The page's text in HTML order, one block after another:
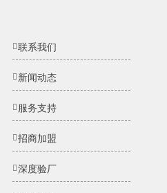
联系我们
新闻动态
服务支持
招商加盟
深度验厂